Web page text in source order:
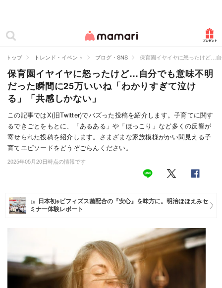
ママリ
カテゴリー一覧
妊娠
出産
赤ちゃん・育児
子育て・家族
お仕事
トレンド・イベント
トップ トレンド・イベント ブログ・SNS 保育園イヤイヤに怒ったけど…
保育園イヤイヤに怒ったけど…自分でも意味不明
だった瞬間に25万いいね「わかりすぎて泣け
る」「共感しかない」
この記事ではX(旧Twitter)でバズった投稿を紹介します。子育てに関す
るできごとをもとに、「あるある」や「ほっこり」など多くの反響が
寄せられた投稿を紹介します。さまざまな家族模様がかい間見える子
育てエピソードをどうぞごらんください。
2025年05月20日時点の情報です
日本初※ビフィズス菌配合の『安心』を味方に。明治ほほえみセ
ミナー体験レポート